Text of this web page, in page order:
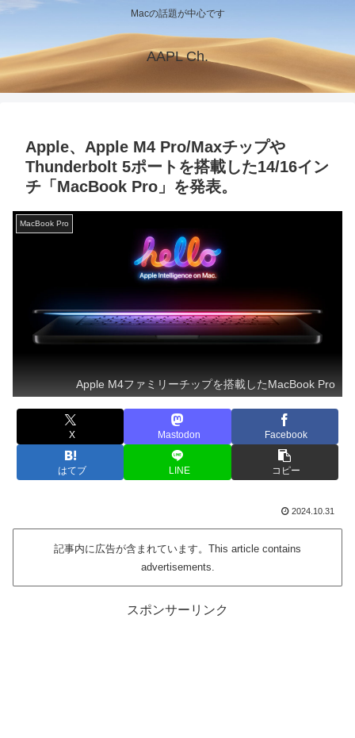
Macの話題が中心です
AAPL Ch.
Apple、Apple M4 Pro/Maxチップや
Thunderbolt 5ポートを搭載した14/16イン
チ「MacBook Pro」を発表。
MacBook Pro
Apple M4ファミリーチップを搭載したMacBook Pro
X Mastodon Facebook
はてブ LINE コピー
2024.10.31
記事内に広告が含まれています。This article contains
advertisements.
スポンサーリンク